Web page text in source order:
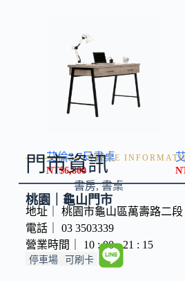
艾倫3.7尺書桌
NT$6,800
書房,書桌
STORE
門市資訊
桃園｜龜山門市
地址｜ 桃園市龜山區萬壽路二段
電話｜ 03 3503339
營業時間｜ 10 : 00 - 21 : 15
停車場 可刷卡